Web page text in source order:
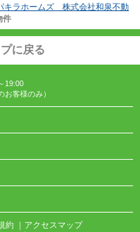
キラホームズ 株式会社和泉不動
件
に戻る
19:00
お客様のみ）
約 ｜アクセスマップ